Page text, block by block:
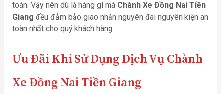
toàn. Vậy nên dù là hàng gì mà Chành Xe Đồng Nai Tiền
Giang đều đảm bảo giao nhận nguyên đai nguyên kiện an
toàn nhất cho quý khách hàng.
Ưu Đãi Khi Sử Dụng Dịch Vụ Chành
Xe Đồng Nai Tiền Giang